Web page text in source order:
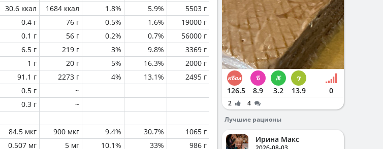
30.6 ккал 1684 ккал 1.8% 5.9%
5503 г
0.4 г 76 г 0.5% 1.6%
19000 г
0.1 г 56 г 0.2% 0.7%
56000 г
6.5 г 219 г 3% 9.8%
3369 г
1 г 20 г 5% 16.3%
2000 г
91.1 г 2273 г 4% 13.1%
2495 г
0.5 г
~
0.3 г ~
84.5 мкг 900 мкг 9.4% 30.7%
1065 г
0.507 мг 5 мг 10.1% 33%
986 г
126.5 8.9 3.2 13.9 0
2
4
Лучшие рационы
Ирина Макс